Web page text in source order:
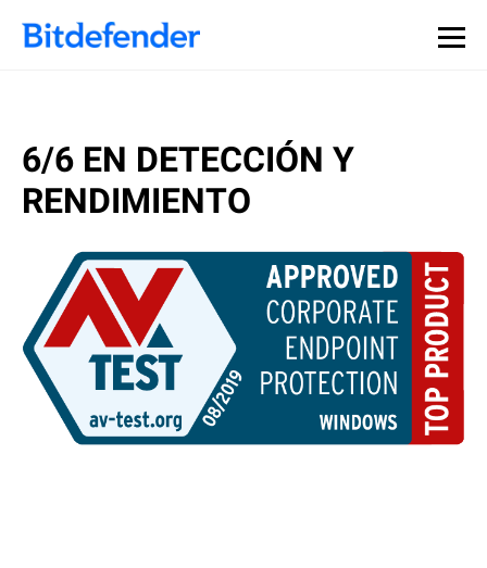
6/6 EN DETECCIÓN Y
RENDIMIENTO